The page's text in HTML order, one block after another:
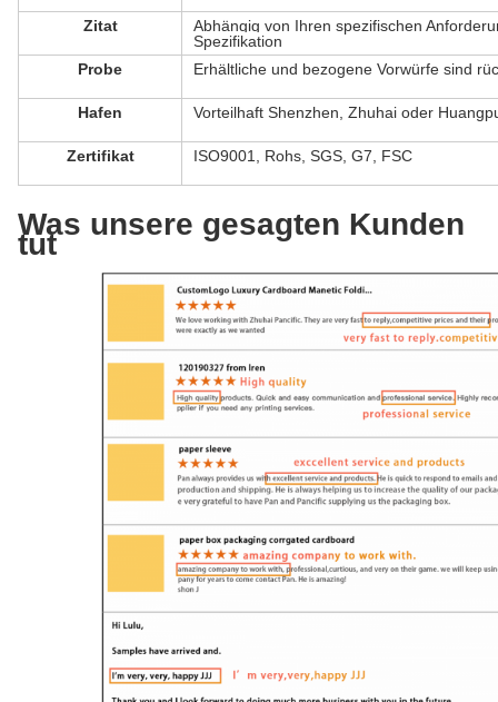
Zitat
Abhängig von Ihren spezifischen
Spezifikation
Probe
Erhältliche und bezogene Vorwürfe sind
Hafen Vorteilhaft Shenzhen, Zhuhai oder
Zertifikat ISO9001, Rohs, SGS, G7, FSC
Was unsere gesagten Kunden
tut